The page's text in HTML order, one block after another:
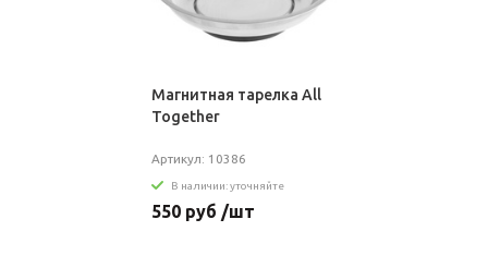
Магнитная тарелка All
Together
Артикул: 10386
В наличии: уточняйте
550 руб /шт